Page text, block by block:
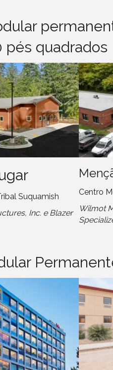
pés quadrados
Suquamish
Inc. e Blazer
Centro
Wilmot